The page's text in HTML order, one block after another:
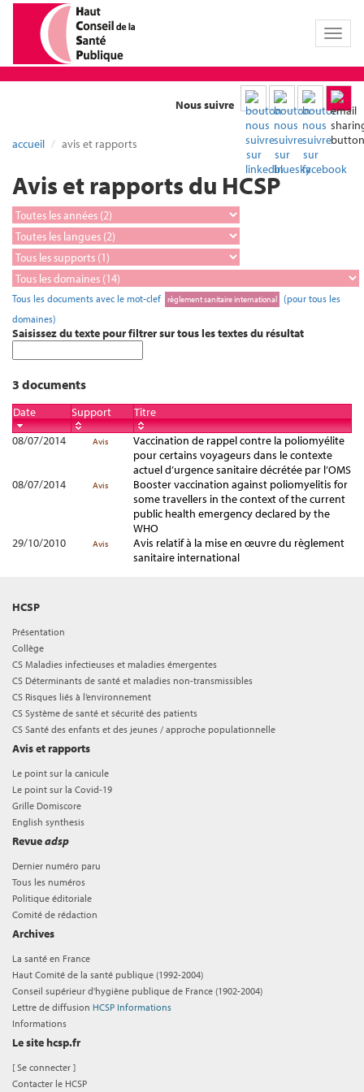
Toggle
Nous suivre
accueil avis et rapports
Avis et rapports du HCSP
Tous les documents avec le mot-clef règlement sanitaire international (pour tous les
domaines)
Saisissez du texte pour filtrer sur tous les textes du résultat
3 documents
Date Support
Titre
08/07/2014
Avis
Vaccination de rappel contre la poliomyélite
pour certains voyageurs dans le contexte
actuel d’urgence sanitaire décrétée par l’OMS
08/07/2014
Avis
Booster vaccination against poliomyelitis for
some travellers in the context of the current
public health emergency declared by the
WHO
29/10/2010
Avis
Avis relatif à la mise en œuvre du règlement
sanitaire international
HCSP
Présentation
Collège
CS Maladies infectieuses et maladies émergentes
CS Déterminants de santé et maladies non-transmissibles
CS Risques liés à l’environnement
CS Système de santé et sécurité des patients
CS Santé des enfants et des jeunes / approche populationnelle
Avis et rapports
Le point sur la canicule
Le point sur la Covid-19
Grille Domiscore
English synthesis
Revueadsp
Dernier numéro paru
Tous les numéros
Politique éditoriale
Comité de rédaction
Archives
La santé en France
Haut Comité de la santé publique (1992-2004)
Conseil supérieur d'hygiène publique de France (1902-2004)
Lettre de diffusion HCSP Informations
Informations
Le site hcsp.fr
[Se connecter ]
Contacter le HCSP